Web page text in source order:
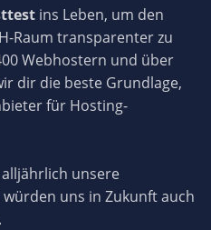
ins Leben, um den
Raum transparenter zu
Webhostern und über
dir die beste Grundlage,
für Hosting-
unsere
uns in Zukunft auch